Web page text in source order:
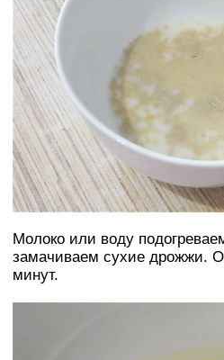
Молоко или воду
замачиваем сухие дрожжи.
минут.